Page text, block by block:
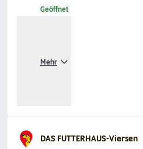
Geöffnet
Mehr
DAS FUTTERHAUS-Viersen